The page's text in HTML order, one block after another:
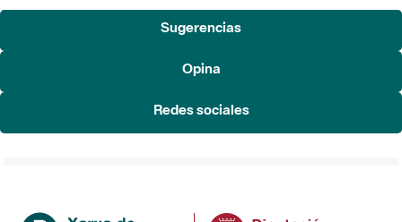
Sugerencias
Opina
Redes sociales